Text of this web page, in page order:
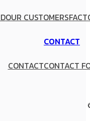
OUR CUSTOMERS
CONTACT
CONTACTCONTACT